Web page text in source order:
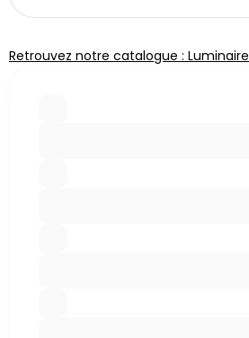
Retrouvez notre catalogue : Luminaire